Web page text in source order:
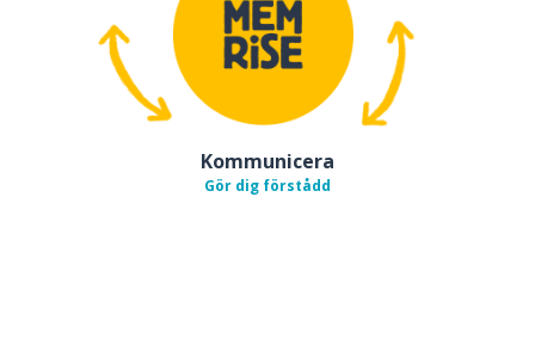
Kommunicera
Gör dig förstådd